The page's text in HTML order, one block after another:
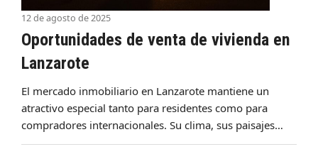
12 de agosto de 2025
Oportunidades de venta de vivienda en
Lanzarote
El mercado inmobiliario en Lanzarote mantiene un
atractivo especial tanto para residentes como para
compradores internacionales. Su clima, sus paisajes…